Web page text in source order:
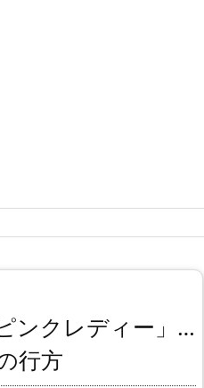
ンクレディー」…
行方